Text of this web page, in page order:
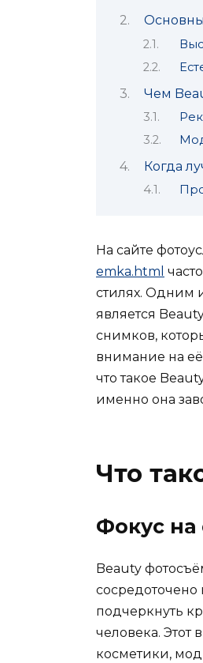
Чем
Когда
На сайте
emka.html
стилях. Одним
является
снимков,
внимание на её
что такое
именно она
Что
Фокус на
Beauty
подчеркнуть
человека. Этот
косметики,